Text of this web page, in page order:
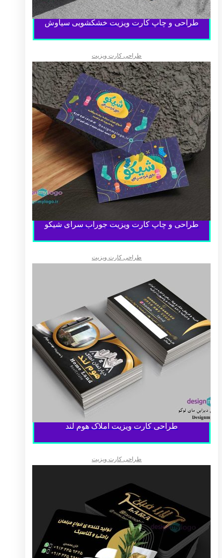
طراحی و چاپ کارت ویزیت خشکشویی سیاوش
طراحی کارت ویزیت
طراحی و چاپ کارت ویزیت جوراب سرای شیکو
طراحی کارت ویزیت
طراحی کارت ویزیت املاک هوم لند
طراحی کارت ویزیت